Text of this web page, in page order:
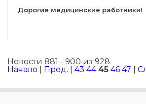
Дорогие медицинские работники!
Новости 881 - 900 из 928
Начало
Пред. 43 44 45 46 47